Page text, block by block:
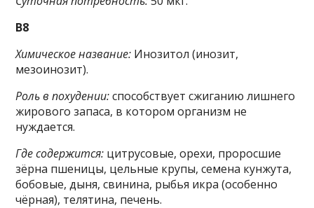
B8
Химическое название: Инозитол (инозит,
мезоинозит).
Роль в похудении:способствует сжиганию лишнего
жирового запаса, в котором организм не
нуждается.
Где содержится: цитрусовые, орехи, проросшие
зёрна пшеницы, цельные крупы, семена кунжута,
бобовые, дыня, свинина, рыбья икра (особенно
чёрная), телятина, печень.